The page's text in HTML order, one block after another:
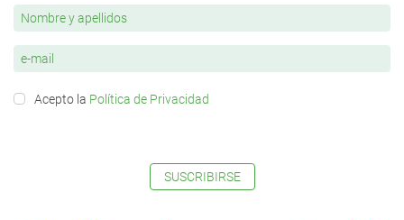
Acepto la Política de Privacidad
SUSCRIBIRSE